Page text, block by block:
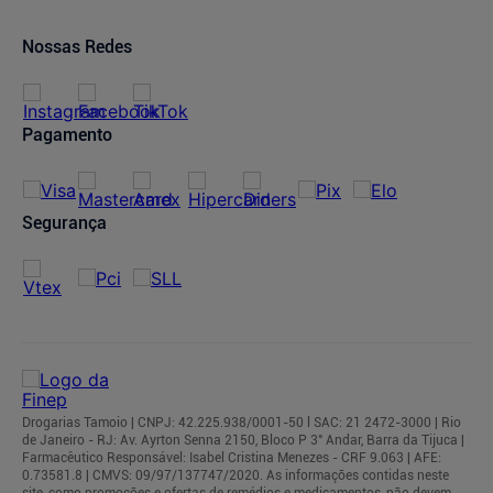
Trocas e Devoluções
Regulamentos
Nossas Redes
Pagamento
Segurança
Drogarias Tamoio | CNPJ: 42.225.938/0001-50 l SAC: 21 2472-3000 | Rio
de Janeiro - RJ: Av. Ayrton Senna 2150, Bloco P 3° Andar, Barra da Tijuca |
Farmacêutico Responsável: Isabel Cristina Menezes - CRF 9.063 | AFE:
0.73581.8 | CMVS: 09/97/137747/2020. As informações contidas neste